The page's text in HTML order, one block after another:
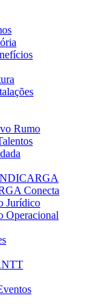
Rumo
Conecta
Jurídico
Operacional